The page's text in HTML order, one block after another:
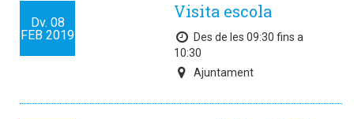
Dv. 08
FEB 2019
Visita escola
Des de les 09:30 fins a
10:30
Ajuntament